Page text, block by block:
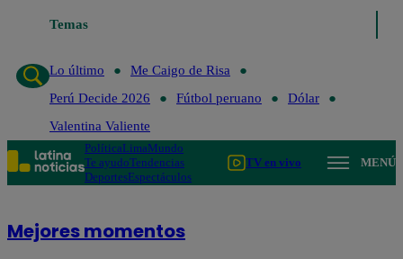
TemasLo último
Lo último
Me Caigo de Risa
Perú Decide 2026
Fútbol peruano
Dólar
Valentina Valiente
PolíticaLimaMundo
Te ayudoTendencias
DeportesEspectáculos
TV en vivo MENÚ
Mejores momentos